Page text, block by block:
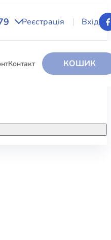
Реєстрація Вхід
Контакт КОШИК